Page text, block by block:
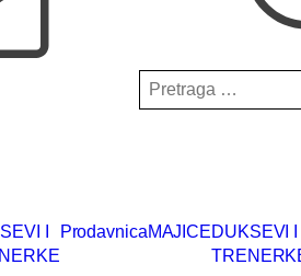
Pretraga
za:
I
ProdavnicaMAJICEDUKSEVI I